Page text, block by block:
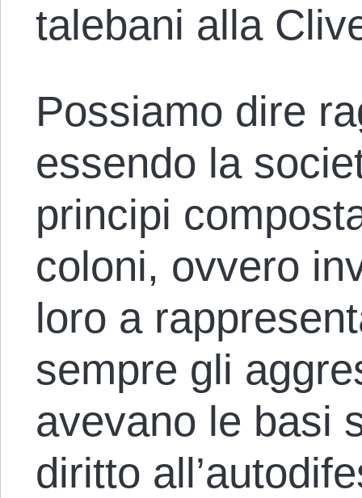
talebani alla
Possiamo dire
essendo la
principi
coloni, ovvero
loro a
sempre gli
avevano le basi
diritto